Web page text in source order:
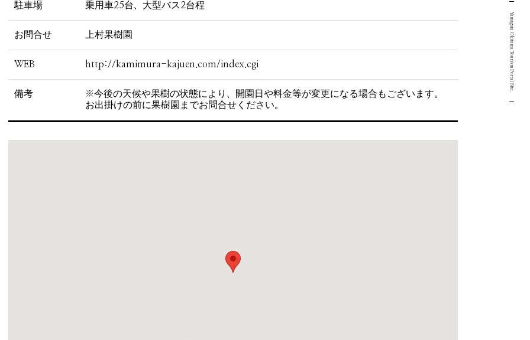
駐車場 乗用車25台、大型バス2台程
お問合せ 上村果樹園
WEB http://kamimura-kajuen.com/index.cgi
備考
※今後の天候や果樹の状態により、開園日や料金等が変更になる場合もございます。
お出掛けの前に果樹園までお問合せください。
Yamagata Okitama Tourism Portal Site.